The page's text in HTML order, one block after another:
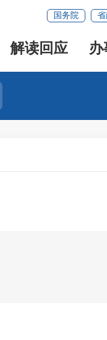
国务院
解读回应